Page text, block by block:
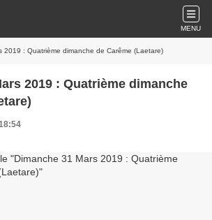
MENU
2019 : Quatrième dimanche de Carême (Laetare)
2019 : Quatrième dimanche